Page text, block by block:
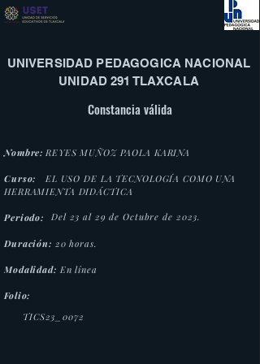
UNIVERSIDAD PEDAGOGICA NACIONAL
UNIDAD 291 TLAXCALA
Constancia válida
Del 23 al 29 de Octubre de 2023.
Nombre:
Curso: EL USO DE LA TECNOLOGÍA COMO UNA
HERRAMIENTA DIDÁCTICA
Periodo:
Duración: 20 horas.
Modalidad: En línea
Folio:
REYES MUÑOZ PAOLA KARINA
TICS23_0072